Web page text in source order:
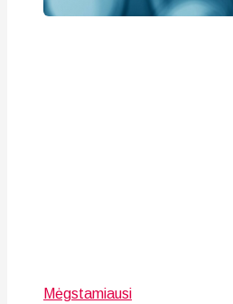
Mėgstamiausi